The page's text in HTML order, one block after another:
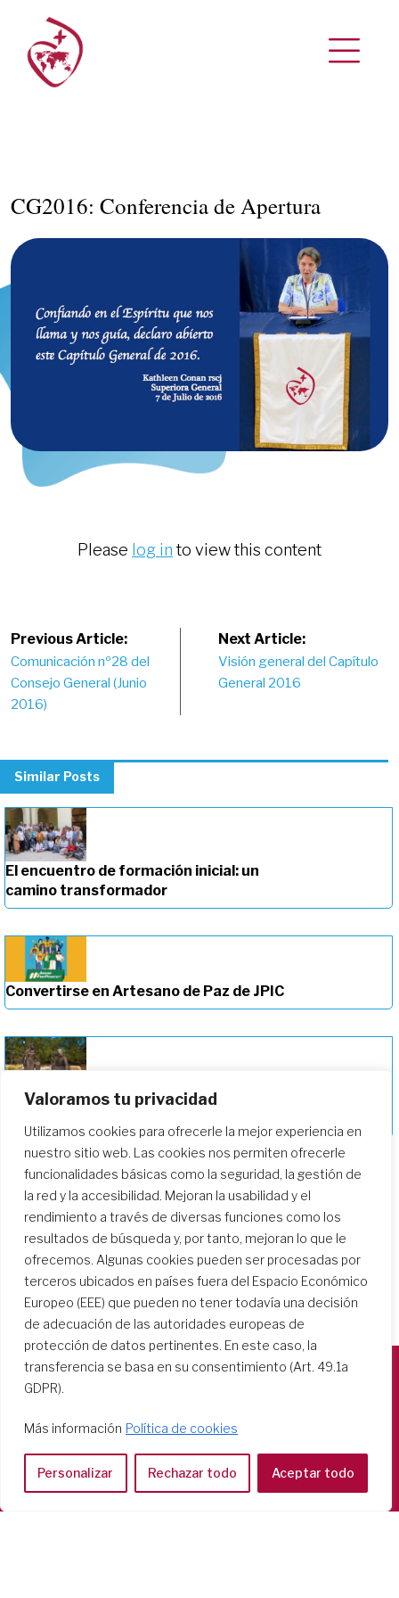
Valoramos tu privacidad
Utilizamos cookies para ofrecerle la mejor experiencia en
nuestro sitio web. Las cookies nos permiten ofrecerle
funcionalidades básicas como la seguridad, la gestión de
la red y la accesibilidad. Mejoran la usabilidad y el
rendimiento a través de diversas funciones como los
resultados de búsqueda y, por tanto, mejoran lo que le
ofrecemos. Algunas cookies pueden ser procesadas por
terceros ubicados en países fuera del Espacio Económico
Europeo (EEE) que pueden no tener todavía una decisión
de adecuación de las autoridades europeas de
protección de datos pertinentes. En este caso, la
transferencia se basa en su consentimiento (Art. 49.1a
GDPR).
Más información Política de cookies
Personalizar Rechazar todo Aceptar todo
CG2016: Conferencia de Apertura
Please log in to view this content
Post
navigation
Previous Article:
Comunicación nº28 del
Consejo General (Junio
2016)
Next Article:
Visión general del Capítulo
General 2016
Similar Posts
El encuentro de formación inicial: un
camino transformador
Convertirse en Artesano de Paz de JPIC
Profundizando en nuestro camino de
Casa Generalizia
Tel: 06 58 23 03 32 or 06 58 20 31 17